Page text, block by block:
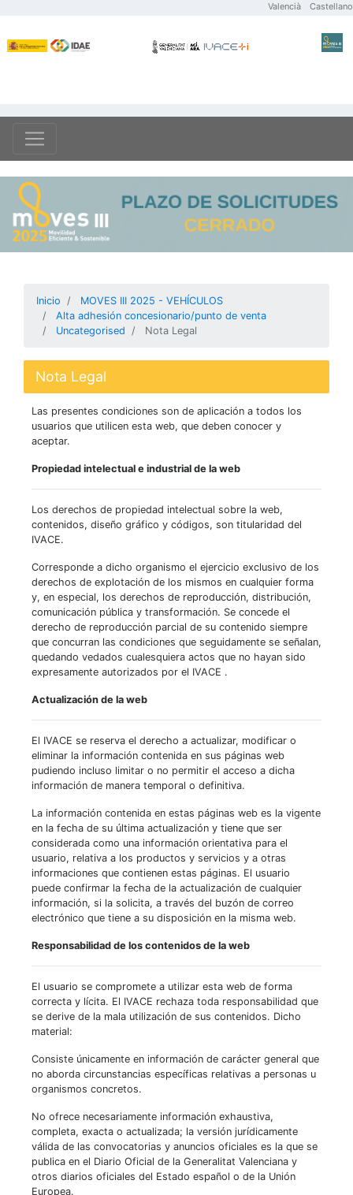
Valencià Castellano
Inicio
MOVES III 2025 - VEHÍCULOS
Alta adhesión concesionario/punto de venta
Uncategorised
Nota Legal
Nota Legal
Las presentes condiciones son de aplicación a todos los
usuarios que utilicen esta web, que deben conocer y
aceptar.
Propiedad intelectual e industrial de la web
Los derechos de propiedad intelectual sobre la web,
contenidos, diseño gráfico y códigos, son titularidad del
IVACE.
Corresponde a dicho organismo el ejercicio exclusivo de los
derechos de explotación de los mismos en cualquier forma
y, en especial, los derechos de reproducción, distribución,
comunicación pública y transformación. Se concede el
derecho de reproducción parcial de su contenido siempre
que concurran las condiciones que seguidamente se señalan,
quedando vedados cualesquiera actos que no hayan sido
expresamente autorizados por el IVACE .
Actualización de la web
El IVACE se reserva el derecho a actualizar, modificar o
eliminar la información contenida en sus páginas web
pudiendo incluso limitar o no permitir el acceso a dicha
información de manera temporal o definitiva.
La información contenida en estas páginas web es la vigente
en la fecha de su última actualización y tiene que ser
considerada como una información orientativa para el
usuario, relativa a los productos y servicios y a otras
informaciones que contienen estas páginas. El usuario
puede confirmar la fecha de la actualización de cualquier
información, si la solicita, a través del buzón de correo
electrónico que tiene a su disposición en la misma web.
Responsabilidad de los contenidos de la web
El usuario se compromete a utilizar esta web de forma
correcta y lícita. El IVACE rechaza toda responsabilidad que
se derive de la mala utilización de sus contenidos. Dicho
material:
Consiste únicamente en información de carácter general que
no aborda circunstancias específicas relativas a personas u
organismos concretos.
No ofrece necesariamente información exhaustiva,
completa, exacta o actualizada; la versión jurídicamente
válida de las convocatorias y anuncios oficiales es la que se
publica en el Diario Oficial de la Generalitat Valenciana y
otros diarios oficiales del Estado español o de la Unión
Europea.